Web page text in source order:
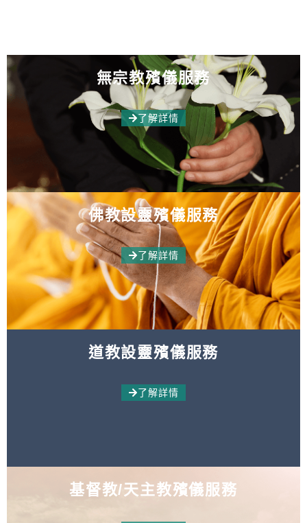
無宗教殯儀服務
了解詳情
佛教設靈殯儀服務
了解詳情
道教設靈殯儀服務
了解詳情
基督教/天主教殯儀服務